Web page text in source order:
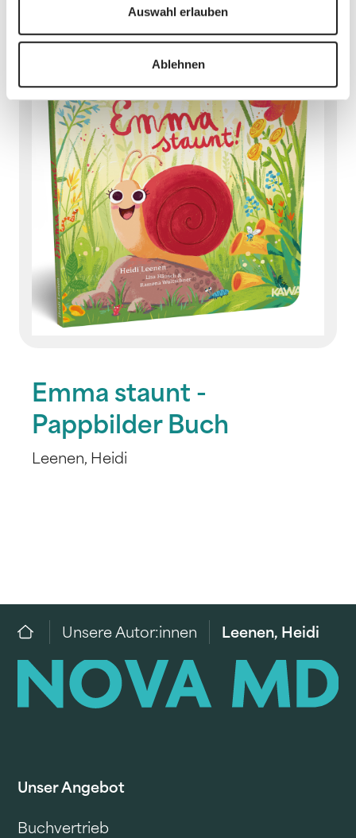
Auswahl erlauben
Ablehnen
Emma staunt -
Pappbilder Buch
Leenen, Heidi
Unsere Autor:innen Leenen, Heidi
Unser Angebot
Buchvertrieb